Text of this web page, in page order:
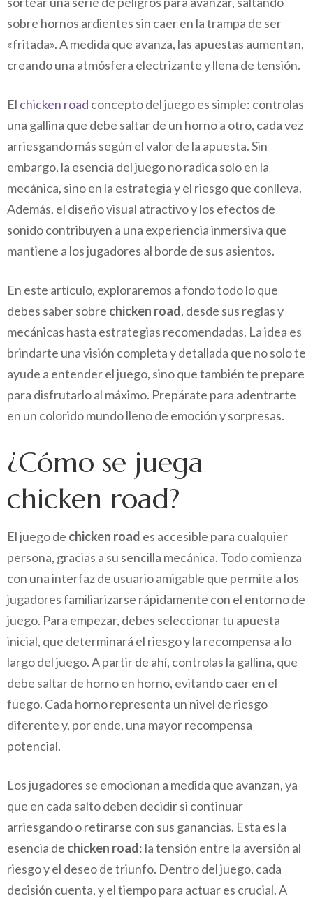
sobre hornos ardientes sin caer en la trampa de ser
«fritada». A medida que avanza, las apuestas aumentan,
creando una atmósfera electrizante y llena de tensión.
El chicken road concepto del juego es simple: controlas
una gallina que debe saltar de un horno a otro, cada vez
arriesgando más según el valor de la apuesta. Sin
embargo, la esencia del juego no radica solo en la
mecánica, sino en la estrategia y el riesgo que conlleva.
Además, el diseño visual atractivo y los efectos de
sonido contribuyen a una experiencia inmersiva que
mantiene a los jugadores al borde de sus asientos.
En este artículo, exploraremos a fondo todo lo que
debes saber sobre chicken road, desde sus reglas y
mecánicas hasta estrategias recomendadas. La idea es
brindarte una visión completa y detallada que no solo te
ayude a entender el juego, sino que también te prepare
para disfrutarlo al máximo. Prepárate para adentrarte
en un colorido mundo lleno de emoción y sorpresas.
¿Cómo se juega
chicken road?
El juego de chicken road es accesible para cualquier
persona, gracias a su sencilla mecánica. Todo comienza
con una interfaz de usuario amigable que permite a los
jugadores familiarizarse rápidamente con el entorno de
juego. Para empezar, debes seleccionar tu apuesta
inicial, que determinará el riesgo y la recompensa a lo
largo del juego. A partir de ahí, controlas la gallina, que
debe saltar de horno en horno, evitando caer en el
fuego. Cada horno representa un nivel de riesgo
diferente y, por ende, una mayor recompensa
potencial.
Los jugadores se emocionan a medida que avanzan, ya
que en cada salto deben decidir si continuar
arriesgando o retirarse con sus ganancias. Esta es la
esencia de chicken road: la tensión entre la aversión al
riesgo y el deseo de triunfo. Dentro del juego, cada
decisión cuenta, y el tiempo para actuar es crucial. A